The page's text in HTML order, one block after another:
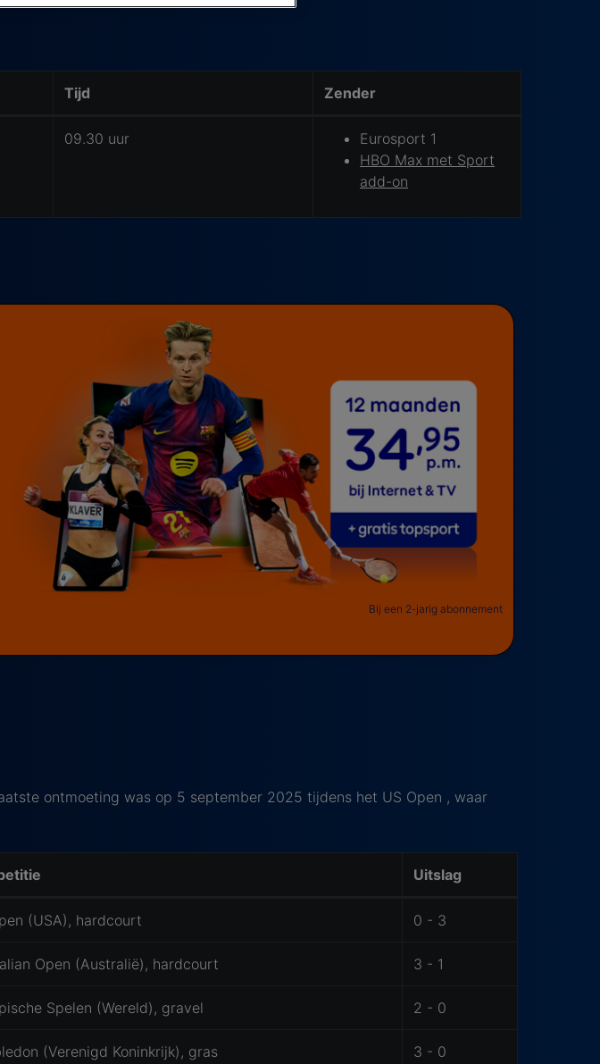
Tijd Zender
09.30 uur
Eurosport 1
HBO Max met Sport
add-on
Bij een 2-jarig abonnement
ontmoeting was op 5 september 2025 tijdens het US Open , waar
Uitslag
(USA), hardcourt 0 - 3
Open (Australië), hardcourt 3 - 1
Spelen (Wereld), gravel 2 - 0
(Verenigd Koninkrijk), gras 3 - 0